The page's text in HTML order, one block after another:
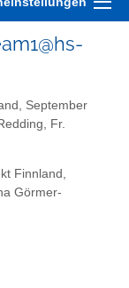
September
Fr.
Finnland,
Görmer-